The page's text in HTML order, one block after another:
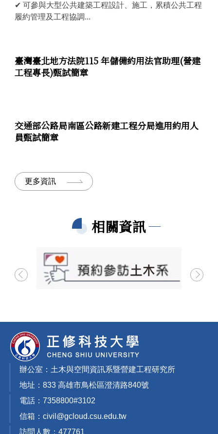
✔ 可參與大型公共建築工程設計、施工，累積公共工程
履約管理及工程協調...
臺灣臺北地方法院115 年儲備約用法官助理(營建
工程專長)甄試簡章
交通部公路局南區公路新建工程分局進用約用人
員甄試簡章
更多資訊
相關資訊
辦公室：土木與空間資訊系暨營建工程研究所
地址：833 高雄市鳥松區澄清路840號
電話：7358800#3102
信箱：civil@gcloud.csu.edu.tw
訪問人數： 477761